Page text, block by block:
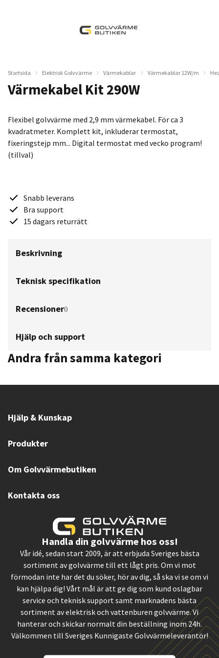
Startsida Elektrisk Golvvärme Värmekablar Värmekablar 12W/m
Värmekabel Kit 290W
Flexibel golvvärme med 2,9 mm värmekabel. För ca 3
kvadratmeter. Komplett kit, inkluderar termostat,
fixeringstejp mm... Digital termostat med vecko program!
(tillval)
Snabb leverans
Bra support
15 dagars returrätt
Beskrivning
Teknisk specifikation
Recensioner()
Hjälp och support
Andra från samma kategori
Hjälp & Kunskap
Produkter
Om Golvvärmebutiken
Kontakta oss
Handla din golvvärme hos oss!
Vår idé, sedan start 2009, är att erbjuda Sveriges bästa
sortiment av golvvärme till ett lågt pris. Om vi mot
förmodan inte har det du söker, hör av dig, så ska vi se om vi
kan hjälpa dig! Vårt mål är att ge dig som kund oslagbar
service och teknisk support samt marknadens bästa
sortiment av elektrisk och vattenburen golvvärme. Vi
hanterar och skickar normalt din beställning inom 24h.
Välkommen till Sveriges Kunnigaste Golvvärmeleverantör!